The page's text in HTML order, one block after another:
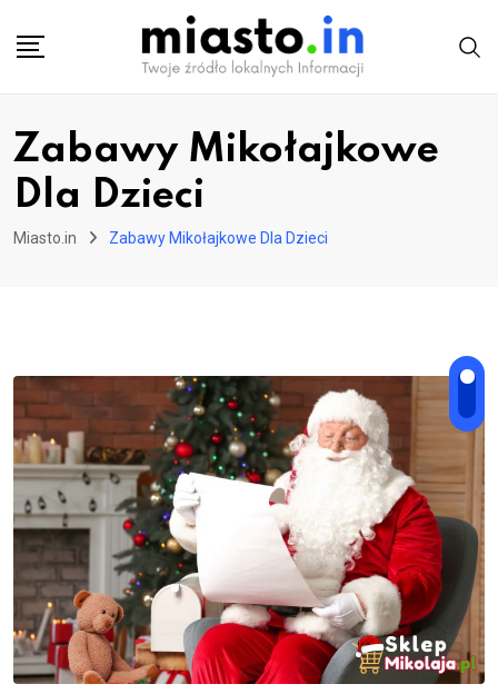
Zabawy Mikołajkowe
Dla Dzieci
Miasto.in Zabawy Mikołajkowe Dla Dzieci